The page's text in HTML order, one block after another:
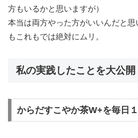
方もいるかと思いますが）
本当は両方やった方がいいんだと
もこれもでは絶対にムリ。
私の実践したことを大公開
からだすこやか茶W+を毎日１